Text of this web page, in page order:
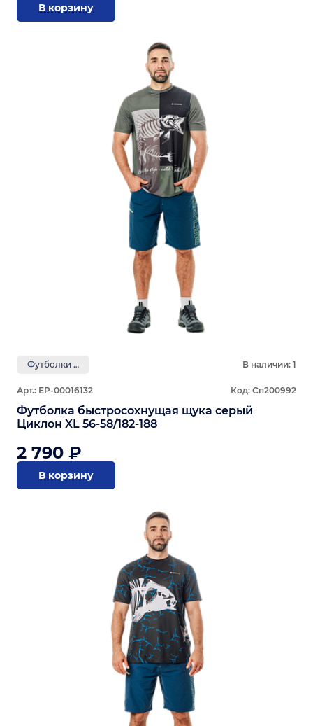
В корзину
Футболки GRAYLING В наличии: 1
Арт.: ЕР-00016132 Код: Сп200992
Футболка быстросохнущая щука серый
Циклон XL 56-58/182-188
2 790 ₽
В корзину